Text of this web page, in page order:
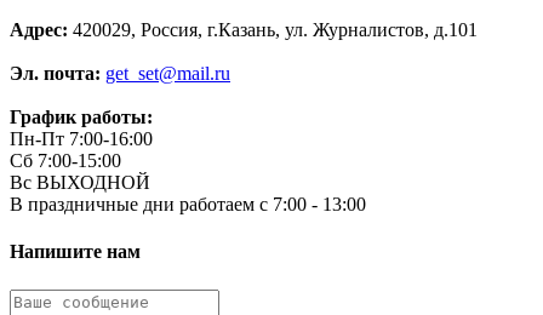
Адрес: 420029, Россия, г.Казань, ул. Журналистов, д.101
Эл. почта: get_set@mail.ru
График работы:
Пн-Пт 7:00-16:00
Сб 7:00-15:00
Вс ВЫХОДНОЙ
В праздничные дни работаем с 7:00 - 13:00
Напишите нам